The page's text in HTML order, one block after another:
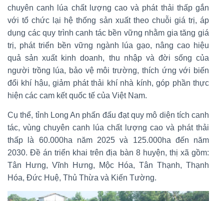
chuyên canh lúa chất lượng cao và phát thải thấp gắn
với tổ chức lại hệ thống sản xuất theo chuỗi giá trị, áp
dụng các quy trình canh tác bền vững nhằm gia tăng giá
trị, phát triển bền vững ngành lúa gạo, nâng cao hiệu
quả sản xuất kinh doanh, thu nhập và đời sống của
người trồng lúa, bảo vệ môi trường, thích ứng với biến
đổi khí hậu, giảm phát thải khí nhà kính, góp phần thực
hiện các cam kết quốc tế của Việt Nam.
Cụ thể, tỉnh Long An phấn đấu đạt quy mô diện tích canh
tác, vùng chuyên canh lúa chất lượng cao và phát thải
thấp là 60.000ha năm 2025 và 125.000ha đến năm
2030. Đề án triển khai trên địa bàn 8 huyện, thị xã gồm:
Tân Hưng, Vĩnh Hưng, Mộc Hóa, Tân Thạnh, Thạnh
Hóa, Đức Huệ, Thủ Thừa và Kiến Tường.